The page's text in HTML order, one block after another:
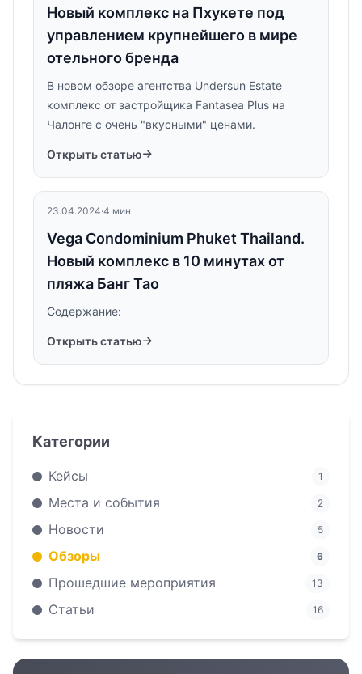
Новый комплекс на Пхукете под
управлением крупнейшего в мире
отельного бренда
В новом обзоре агентства Undersun Estate
комплекс от застройщика Fantasea Plus на
Чалонге с очень "вкусными" ценами.
Открыть статью
23.04.2024·4 мин
Vega Condominium Phuket Thailand.
Новый комплекс в 10 минутах от
пляжа Банг Тао
Содержание:
Открыть статью
Категории
Кейсы 1
Места и события 2
Новости 5
Обзоры 6
Прошедшие мероприятия 13
Статьи 16